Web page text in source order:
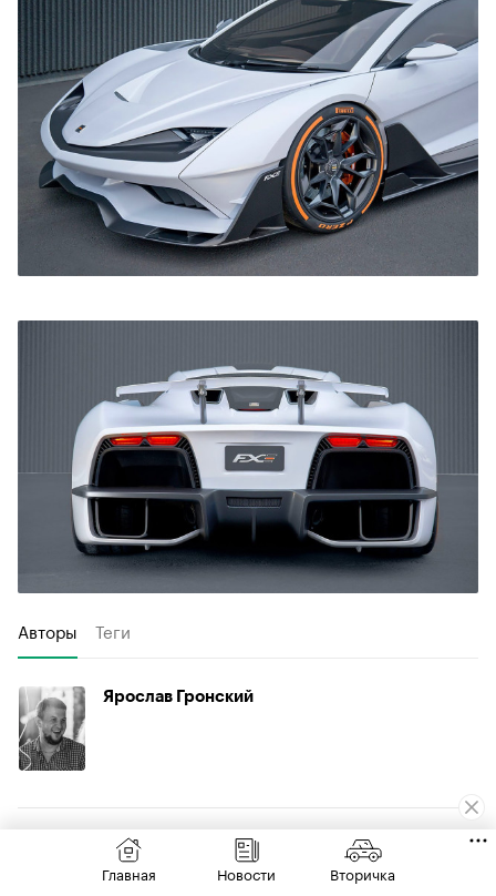
Авторы Теги
Ярослав Гронский
Главная Новости Вторичка